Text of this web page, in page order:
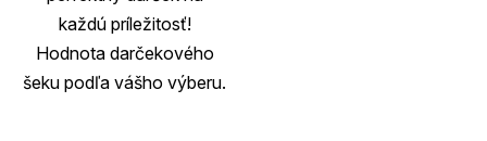
každú príležitosť!
Hodnota darčekového
šeku podľa vášho výberu.